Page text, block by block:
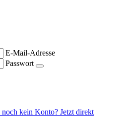
E-Mail-Adresse
Passwort
noch kein Konto? Jetzt direkt